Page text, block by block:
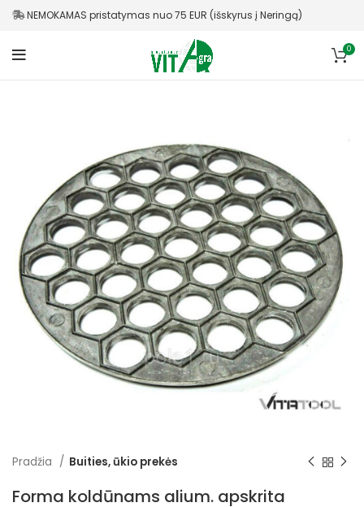
NEMOKAMAS pristatymas nuo 75 EUR (išskyrus į Neringą)
0
Pradžia Buities, ūkio prekės
Forma koldūnams alium. apskrita